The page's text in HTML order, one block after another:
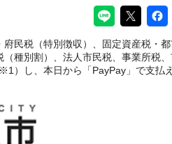
民税（特別徴収）、固定資産税・
種別割）、法人市民税、事業所税、
）し、本日から「PayPay」で支払